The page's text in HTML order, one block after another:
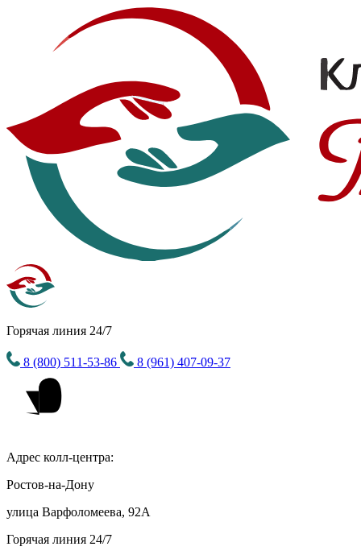
Горячая линия 24/7
8 (800) 511-53-86 8 (961) 407-09-37
Адрес колл-центра:
Ростов-на-Дону
улица Варфоломеева, 92А
Горячая линия 24/7